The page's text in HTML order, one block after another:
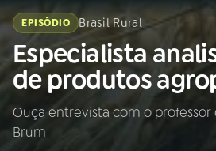
Buscar
na
Rádio
Nacional
Buscar
EPISÓDIO Brasil Rural
Especialista
de produtos
Ouça entrevista com o
Brum